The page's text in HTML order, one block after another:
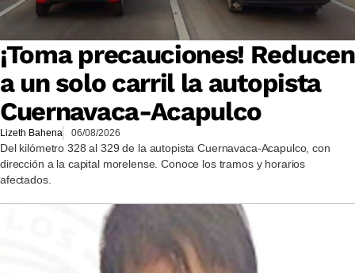
¡Toma precauciones! Reducen
a un solo carril la autopista
Cuernavaca-Acapulco
Lizeth Bahena 06/08/2026
Del kilómetro 328 al 329 de la autopista Cuernavaca-Acapulco, con
dirección a la capital morelense. Conoce los tramos y horarios
afectados.